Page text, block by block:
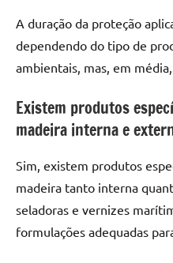
A duração da proteção
dependendo do tipo de
ambientais, mas, em
Existem produtos
madeira interna e
Sim, existem produtos
madeira tanto interna
seladoras e vernizes
formulações adequadas